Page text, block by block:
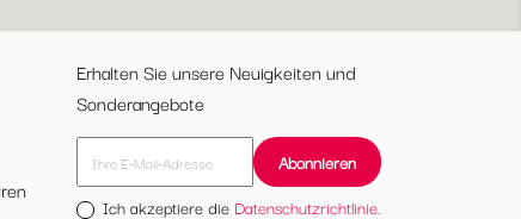
Erhalten Sie unsere Neuigkeiten und
Sonderangebote
Ich akzeptiere die Datenschutzrichtlinie.